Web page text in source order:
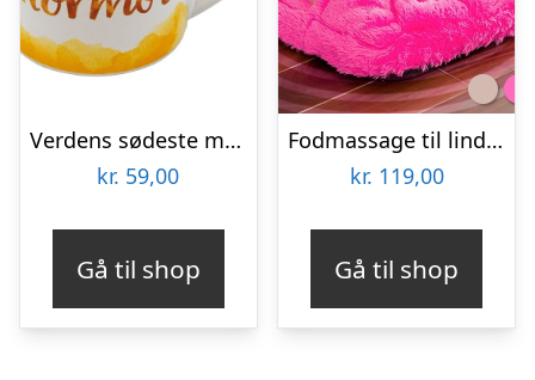
Verdens sødeste mormor krus
kr. 59,00
Gå til shop
Fodmassage til lindring af ømme fødder
kr. 119,00
Gå til shop